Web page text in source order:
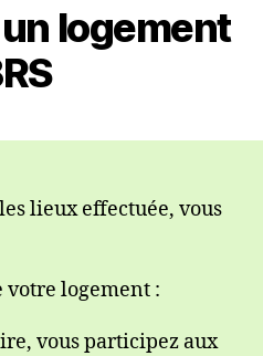
logement
lieux effectuée, vous
votre logement :
vous participez aux